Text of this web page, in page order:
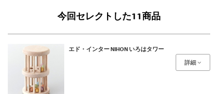
今回セレクトした11商品
エド・インター NIHON いろはタワー
詳細